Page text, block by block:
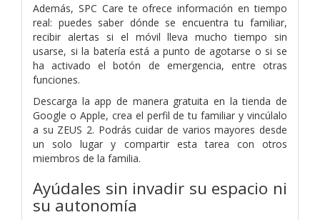
Además, SPC Care te ofrece información en tiempo
real: puedes saber dónde se encuentra tu familiar,
recibir alertas si el móvil lleva mucho tiempo sin
usarse, si la batería está a punto de agotarse o si se
ha activado el botón de emergencia, entre otras
funciones.
Descarga la app de manera gratuita en la tienda de
Google o Apple, crea el perfil de tu familiar y vincúlalo
a su ZEUS 2. Podrás cuidar de varios mayores desde
un solo lugar y compartir esta tarea con otros
miembros de la familia.
Ayúdales sin invadir su espacio ni
su autonomía